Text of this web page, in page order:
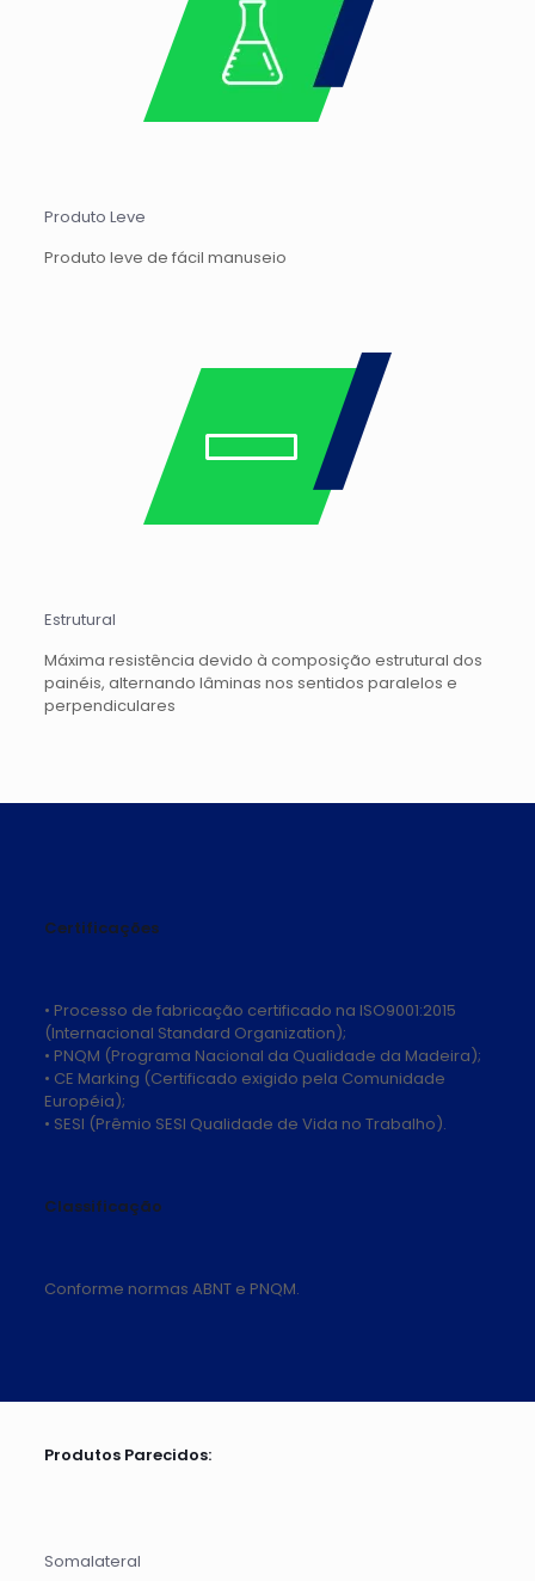
Produto Leve
Produto leve de fácil manuseio
Estrutural
Máxima resistência devido à composição estrutural dos
painéis, alternando lâminas nos sentidos paralelos e
perpendiculares
Certificações
• Processo de fabricação certificado na ISO9001:2015
(Internacional Standard Organization);
• PNQM (Programa Nacional da Qualidade da Madeira);
• CE Marking (Certificado exigido pela Comunidade
Européia);
• SESI (Prêmio SESI Qualidade de Vida no Trabalho).
Classificação
Conforme normas ABNT e PNQM.
Produtos Parecidos:
Somalateral